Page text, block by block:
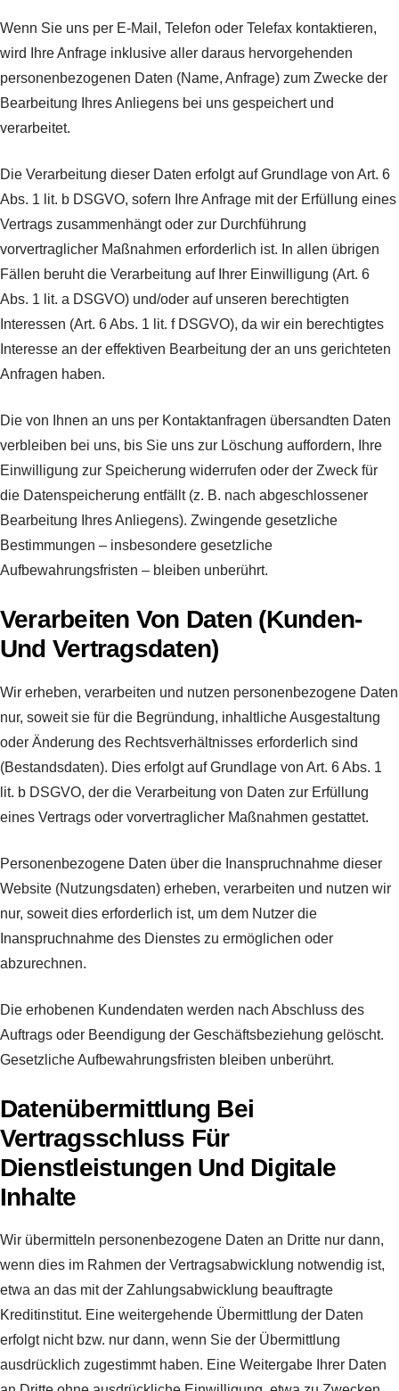
Wenn Sie uns per E-Mail, Telefon oder Telefax kontaktieren,
wird Ihre Anfrage inklusive aller daraus hervorgehenden
personenbezogenen Daten (Name, Anfrage) zum Zwecke der
Bearbeitung Ihres Anliegens bei uns gespeichert und
verarbeitet.
Die Verarbeitung dieser Daten erfolgt auf Grundlage von Art. 6
Abs. 1 lit. b DSGVO, sofern Ihre Anfrage mit der Erfüllung eines
Vertrags zusammenhängt oder zur Durchführung
vorvertraglicher Maßnahmen erforderlich ist. In allen übrigen
Fällen beruht die Verarbeitung auf Ihrer Einwilligung (Art. 6
Abs. 1 lit. a DSGVO) und/oder auf unseren berechtigten
Interessen (Art. 6 Abs. 1 lit. f DSGVO), da wir ein berechtigtes
Interesse an der effektiven Bearbeitung der an uns gerichteten
Anfragen haben.
Die von Ihnen an uns per Kontaktanfragen übersandten Daten
verbleiben bei uns, bis Sie uns zur Löschung auffordern, Ihre
Einwilligung zur Speicherung widerrufen oder der Zweck für
die Datenspeicherung entfällt (z. B. nach abgeschlossener
Bearbeitung Ihres Anliegens). Zwingende gesetzliche
Bestimmungen – insbesondere gesetzliche
Aufbewahrungsfristen – bleiben unberührt.
Verarbeiten Von Daten (Kunden-
Und Vertragsdaten)
Wir erheben, verarbeiten und nutzen personenbezogene Daten
nur, soweit sie für die Begründung, inhaltliche Ausgestaltung
oder Änderung des Rechtsverhältnisses erforderlich sind
(Bestandsdaten). Dies erfolgt auf Grundlage von Art. 6 Abs. 1
lit. b DSGVO, der die Verarbeitung von Daten zur Erfüllung
eines Vertrags oder vorvertraglicher Maßnahmen gestattet.
Personenbezogene Daten über die Inanspruchnahme dieser
Website (Nutzungsdaten) erheben, verarbeiten und nutzen wir
nur, soweit dies erforderlich ist, um dem Nutzer die
Inanspruchnahme des Dienstes zu ermöglichen oder
abzurechnen.
Die erhobenen Kundendaten werden nach Abschluss des
Auftrags oder Beendigung der Geschäftsbeziehung gelöscht.
Gesetzliche Aufbewahrungsfristen bleiben unberührt.
Datenübermittlung Bei
Vertragsschluss Für
Dienstleistungen Und Digitale
Inhalte
Wir übermitteln personenbezogene Daten an Dritte nur dann,
wenn dies im Rahmen der Vertragsabwicklung notwendig ist,
etwa an das mit der Zahlungsabwicklung beauftragte
Kreditinstitut. Eine weitergehende Übermittlung der Daten
erfolgt nicht bzw. nur dann, wenn Sie der Übermittlung
ausdrücklich zugestimmt haben. Eine Weitergabe Ihrer Daten